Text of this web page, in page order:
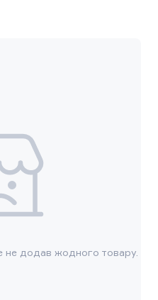
не додав жодного товару.